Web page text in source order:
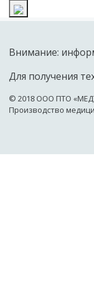
Внимание:
Для получения
© 2018 OOO ПТО
Производство